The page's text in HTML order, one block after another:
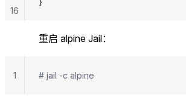
16
重启 alpine Jail：
# jail -c alpine
1